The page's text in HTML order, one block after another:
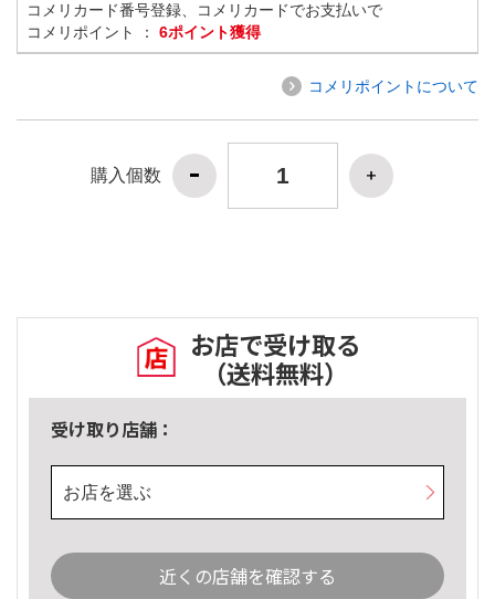
コメリカード番号登録、コメリカードでお支払いで
コメリポイント ： 6ポイント獲得
コメリポイントについて
購入個数
お店で受け取る
（送料無料）
受け取り店舗：
お店を選ぶ
近くの店舗を確認する